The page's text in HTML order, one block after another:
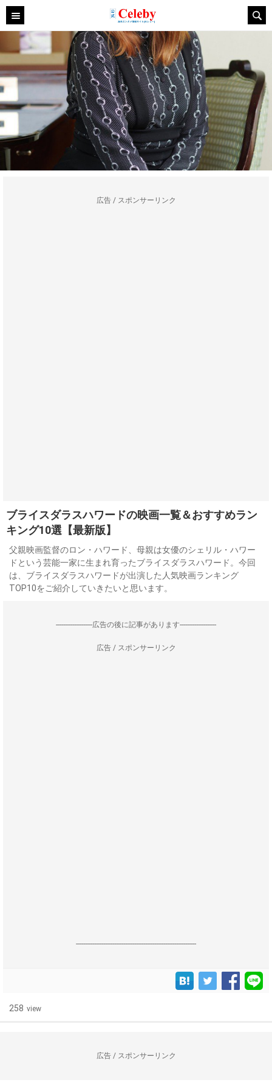
広告 / スポンサーリンク
ブライスダラスハワードの映画一覧＆おすすめラン
キング10選【最新版】
父親映画監督のロン・ハワード、母親は女優のシェリル・ハワー
ドという芸能一家に生まれ育ったブライスダラスハワード。今回
は、ブライスダラスハワードが出演した人気映画ランキング
TOP10をご紹介していきたいと思います。
--------------------広告の後に記事があります--------------------
広告 / スポンサーリンク
------------------------------------------------------------------
258 view
広告 / スポンサーリンク